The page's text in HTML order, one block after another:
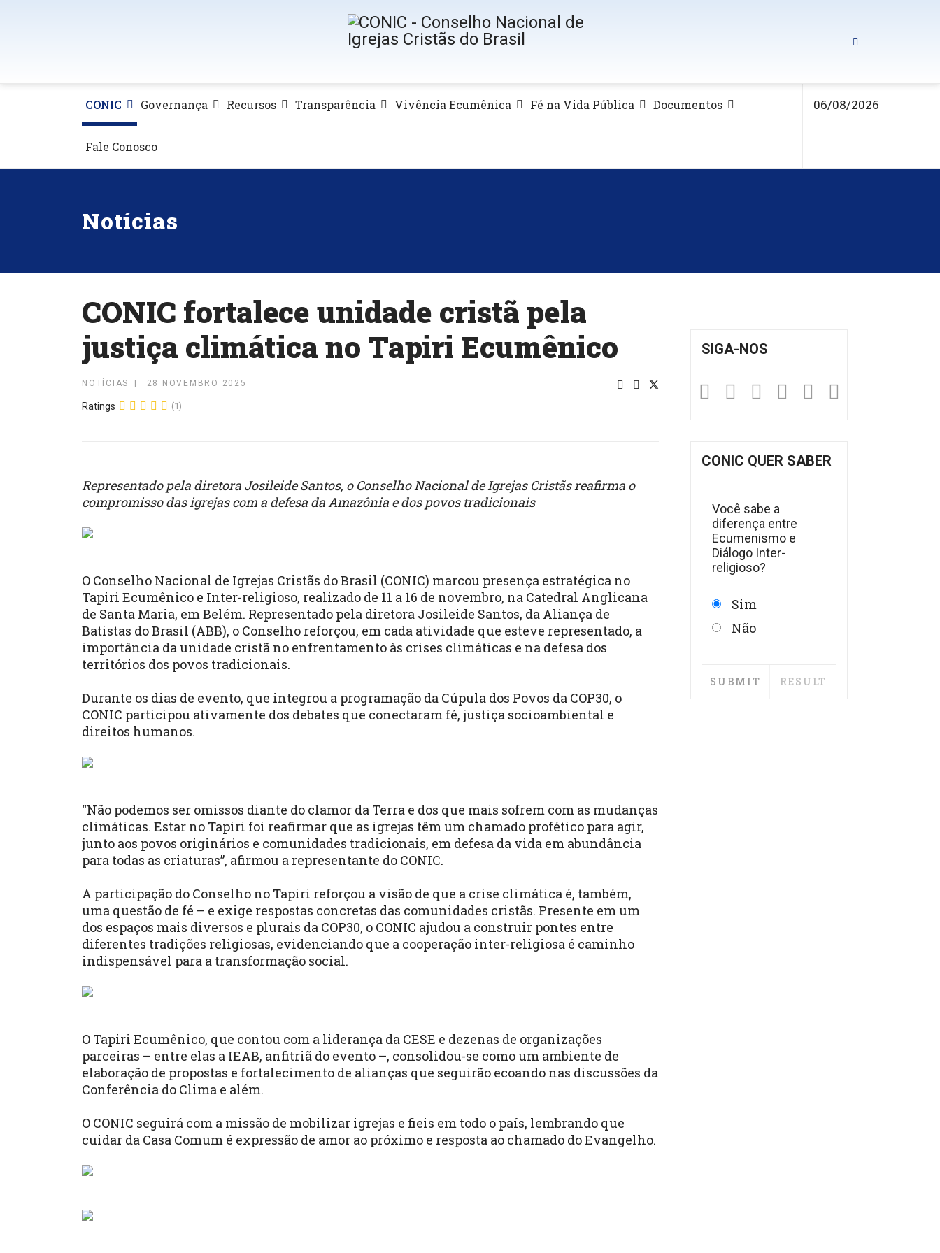
CONIC Governança Recursos Transparência Vivência Ecumênica Fé na Vida Pública Documentos
Fale Conosco
06/08/2026
Notícias
CONIC fortalece unidade cristã pela
justiça climática no Tapiri Ecumênico
NOTÍCIAS 28 NOVEMBRO 2025
Ratings (1)
Representado pela diretora Josileide Santos, o Conselho Nacional de Igrejas Cristãs reafirma o
compromisso das igrejas com a defesa da Amazônia e dos povos tradicionais
O Conselho Nacional de Igrejas Cristãs do Brasil (CONIC) marcou presença estratégica no
Tapiri Ecumênico e Inter-religioso, realizado de 11 a 16 de novembro, na Catedral Anglicana
de Santa Maria, em Belém. Representado pela diretora Josileide Santos, da Aliança de
Batistas do Brasil (ABB), o Conselho reforçou, em cada atividade que esteve representado, a
importância da unidade cristã no enfrentamento às crises climáticas e na defesa dos
territórios dos povos tradicionais.
Durante os dias de evento, que integrou a programação da Cúpula dos Povos da COP30, o
CONIC participou ativamente dos debates que conectaram fé, justiça socioambiental e
direitos humanos.
“Não podemos ser omissos diante do clamor da Terra e dos que mais sofrem com as mudanças
climáticas. Estar no Tapiri foi reafirmar que as igrejas têm um chamado profético para agir,
junto aos povos originários e comunidades tradicionais, em defesa da vida em abundância
para todas as criaturas”, afirmou a representante do CONIC.
A participação do Conselho no Tapiri reforçou a visão de que a crise climática é, também,
uma questão de fé – e exige respostas concretas das comunidades cristãs. Presente em um
dos espaços mais diversos e plurais da COP30, o CONIC ajudou a construir pontes entre
diferentes tradições religiosas, evidenciando que a cooperação inter-religiosa é caminho
indispensável para a transformação social.
O Tapiri Ecumênico, que contou com a liderança da CESE e dezenas de organizações
parceiras – entre elas a IEAB, anfitriã do evento –, consolidou-se como um ambiente de
elaboração de propostas e fortalecimento de alianças que seguirão ecoando nas discussões da
Conferência do Clima e além.
O CONIC seguirá com a missão de mobilizar igrejas e fieis em todo o país, lembrando que
cuidar da Casa Comum é expressão de amor ao próximo e resposta ao chamado do Evangelho.
SIGA-NOS
Facebook
Twitter
Instagram
YouTube
Fickr
CONIC QUER SABER
Você sabe a
diferença entre
Ecumenismo e
Diálogo Inter-
religioso?
Sim
Não